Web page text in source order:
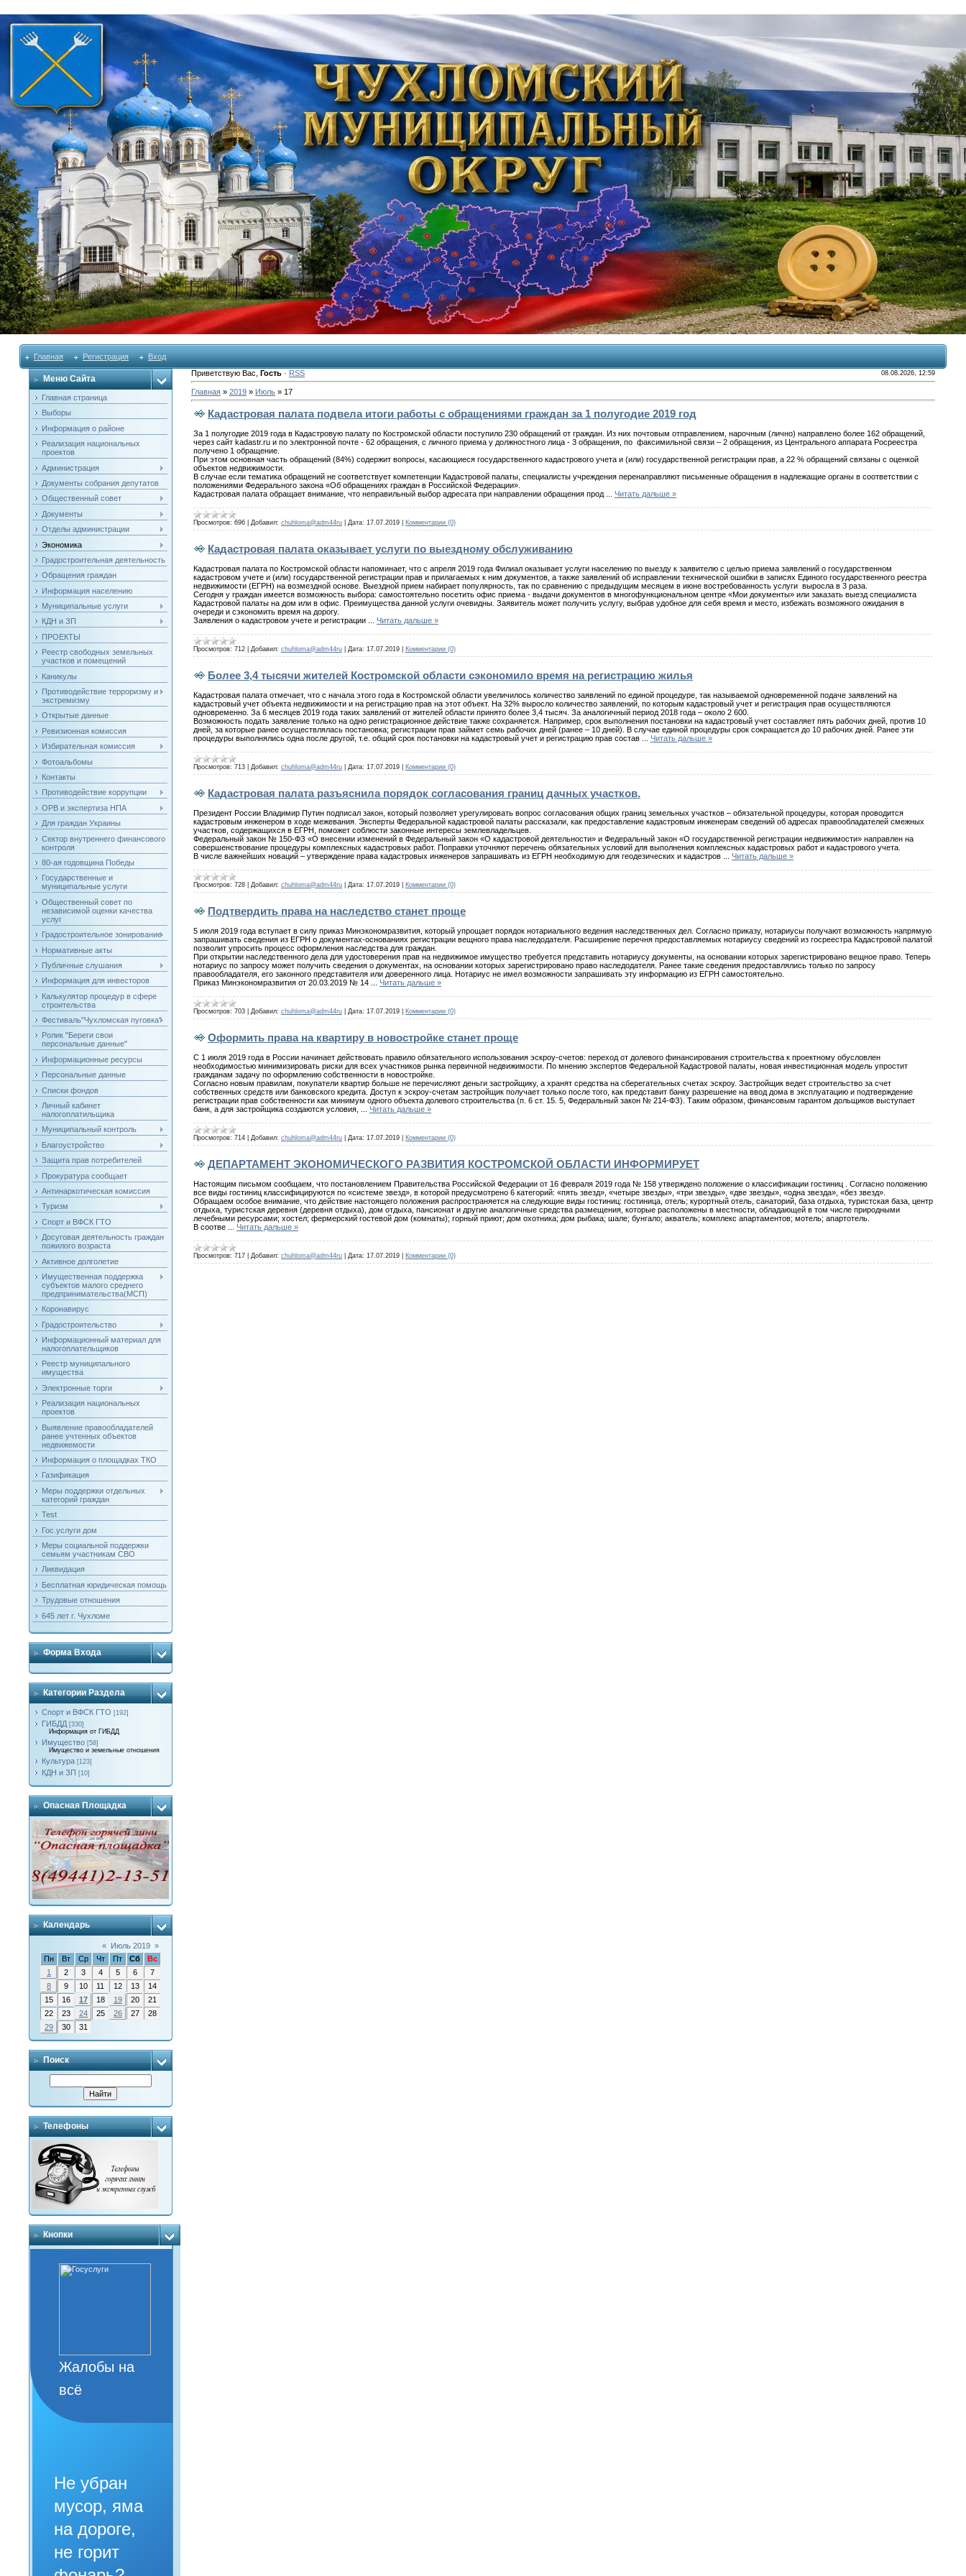
Главная Регистрация Вход
Меню Сайта
Главная страница
Выборы
Информация о районе
Реализация национальных
проектов
Администрация
Документы собрания депутатов
Общественный совет
Документы
Отделы администрации
Экономика
Градостроительная деятельность
Обращения граждан
Информация населению
Муниципальные услуги
КДН и ЗП
ПРОЕКТЫ
Реестр свободных земельных
участков и помещений
Каникулы
Противодействие терроризму и
экстремизму
Открытые данные
Ревизионная комиссия
Избирательная комиссия
Фотоальбомы
Контакты
Противодействие коррупции
ОРВ и экспертиза НПА
Для граждан Украины
Сектор внутреннего финансового
контроля
80-ая годовщина Победы
Государственные и
муниципальные услуги
Общественный совет по
независимой оценки качества
услуг
Градостроительное зонирование
Нормативные акты
Публичные слушания
Информация для инвесторов
Калькулятор процедур в сфере
строительства
Фестиваль"Чухломская пуговка"
Ролик "Береги свои
персональные данные"
Информационные ресурсы
Персональные данные
Списки фондов
Личный кабинет
налогоплатильщика
Муниципальный контроль
Благоустройство
Защита прав потребителей
Прокуратура сообщает
Антинаркотическая комиссия
Туризм
Спорт и ВФСК ГТО
Досуговая деятельность граждан
пожилого возраста
Активное долголетие
Имущественная поддержка
субъектов малого среднего
предпринимательства(МСП)
Коронавирус
Градостроительство
Информационный материал для
налогоплательщиков
Реестр муниципального
имущества
Электронные торги
Реализация национальных
проектов
Выявление правообладателей
ранее учтенных объектов
недвижемости
Информация о площадках ТКО
Газификация
Меры поддержки отдельных
категорий граждан
Test
Гос.услуги дом
Меры социальной поддержки
семьям участникам СВО
Ликвидация
Бесплатная юридическая помощь
Трудовые отношения
645 лет г. Чухломе
Форма Входа
Категории Раздела
Спорт и ВФСК ГТО [192]
ГИБДД [330]
Информация от ГИБДД
Имущество [58]
Имущество и земельные отношения
Культура [123]
КДН и ЗП [10]
Опасная Площадка
Календарь
« Июль 2019 »
Пн
Вт Ср Чт Пт Сб
Вс
1
2 3 4 5 6
7
8
9 10 11 12 13
14
15
16 17 18 19 20
21
22
23 24 25 26 27
28
29
30 31
Поиск
Телефоны
Кнопки
Жалобы на
всё
Не убран
мусор, яма
на дороге,
не горит
Приветствую Вас Гость· RSS 08.08.2026, 12:59
Главная» 2019 » Июль » 17
Кадастровая палата подвела итоги работы с обращениями граждан за 1 полугодие 2019 год
За 1 полугодие 2019 года в Кадастровую палату по Костромской области поступило 230 обращений от граждан. Из них почтовым отправлением, нарочным (лично) направлено более 162 обращений,
через сайт kadastr.ru и по электронной почте - 62 обращения, с личного приема у должностного лица - 3 обращения, по факсимильной связи – 2 обращения, из Центрального аппарата Росреестра
получено 1 обращение.
При этом основная часть обращений (84%) содержит вопросы, касающиеся государственного кадастрового учета и (или) государственной регистрации прав, а 22 % обращений связаны с оценкой
объектов недвижимости.
В случае если тематика обращений не соответствует компетенции Кадастровой палаты, специалисты учреждения перенаправляют письменные обращения в надлежащие органы в соответствии с
положениями Федерального закона «Об обращениях граждан в Российской Федерации».
Кадастровая палата обращает внимание, что неправильный выбор адресата при направлении обращения прод
Читать дальше »
Просмотров: 696 Добавил: chuhloma@adm44ru Дата: 17.07.2019 Комментарии (0)
Кадастровая палата оказывает услуги по выездному обслуживанию
Кадастровая палата по Костромской области напоминает, что с апреля 2019 года Филиал оказывает услуги населению по выезду к заявителю с целью приема заявлений о государственном
кадастровом учете и (или) государственной регистрации прав и прилагаемых к ним документов, а также заявлений об исправлении технической ошибки в записях Единого государственного реестра
недвижимости (ЕГРН) на возмездной основе. Выездной прием набирает популярность, так по сравнению с предыдущим месяцем в июне востребованность услуги выросла в 3 раза.
Сегодня у граждан имеется возможность выбора: самостоятельно посетить офис приема - выдачи документов в многофункциональном центре «Мои документы» или заказать выезд специалиста
Кадастровой палаты на дом или в офис. Преимущества данной услуги очевидны. Заявитель может получить услугу, выбрав удобное для себя время и место, избежать возможного ожидания в
очереди и сэкономить время на дорогу.
Заявления о кадастровом учете и регистрации
Читать дальше »
Просмотров: 712 Добавил: chuhloma@adm44ru Дата: 17.07.2019 Комментарии (0)
Более 3,4 тысячи жителей Костромской области сэкономило время на регистрацию жилья
Кадастровая палата отмечает, что с начала этого года в Костромской области увеличилось количество заявлений по единой процедуре, так называемой одновременной подаче заявлений на
кадастровый учет объекта недвижимости и на регистрацию прав на этот объект. На 32% выросло количество заявлений, по которым кадастровый учет и регистрация прав осуществляются
одновременно. За 6 месяцев 2019 года таких заявлений от жителей области принято более 3,4 тысяч. За аналогичный период 2018 года – около 2 600.
Возможность подать заявление только на одно регистрационное действие также сохраняется. Например, срок выполнения постановки на кадастровый учет составляет пять рабочих дней, против 10
дней, за которые ранее осуществлялась постановка; регистрации прав займет семь рабочих дней (ранее – 10 дней). В случае единой процедуры срок сокращается до 10 рабочих дней. Ранее эти
процедуры выполнялись одна после другой, т.е. общий срок постановки на кадастровый учет и регистрацию прав состав
Читать дальше »
Просмотров: 713 Добавил: chuhloma@adm44ru Дата: 17.07.2019 Комментарии (0)
Кадастровая палата разъяснила порядок согласования границ дачных участков.
Президент России Владимир Путин подписал закон, который позволяет урегулировать вопрос согласования общих границ земельных участков – обязательной процедуры, которая проводится
кадастровым инженером в ходе межевания. Эксперты Федеральной кадастровой палаты рассказали, как предоставление кадастровым инженерам сведений об адресах правообладателей смежных
участков, содержащихся в ЕГРН, поможет соблюсти законные интересы землевладельцев.
Федеральный закон № 150-ФЗ «О внесении изменений в Федеральный закон «О кадастровой деятельности» и Федеральный закон «О государственной регистрации недвижимости» направлен на
совершенствование процедуры комплексных кадастровых работ. Поправки уточняют перечень обязательных условий для выполнения комплексных кадастровых работ и кадастрового учета.
В числе важнейших новаций – утверждение права кадастровых инженеров запрашивать из ЕГРН необходимую для геодезических и кадастров
Читать дальше »
Просмотров: 728 Добавил: chuhloma@adm44ru Дата: 17.07.2019 Комментарии (0)
Подтвердить права на наследство станет проще
5 июля 2019 года вступает в силу приказ Минэкономразвития, который упрощает порядок нотариального ведения наследственных дел. Согласно приказу, нотариусы получают возможность напрямую
запрашивать сведения из ЕГРН о документах-основаниях регистрации вещного права наследодателя. Расширение перечня предоставляемых нотариусу сведений из госреестра Кадастровой палатой
позволит упросить процесс оформления наследства для граждан.
При открытии наследственного дела для удостоверения прав на недвижимое имущество требуется представить нотариусу документы, на основании которых зарегистрировано вещное право. Теперь
нотариус по запросу может получить сведения о документах, на основании которых зарегистрировано право наследодателя. Ранее такие сведения предоставлялись только по запросу
правообладателя, его законного представителя или доверенного лица. Нотариус не имел возможности запрашивать эту информацию из ЕГРН самостоятельно.
Приказ Минэкономразвития от 20.03.2019 № 14
Читать дальше »
Просмотров: 703 Добавил: chuhloma@adm44ru Дата: 17.07.2019 Комментарии (0)
Оформить права на квартиру в новостройке станет проще
С 1 июля 2019 года в России начинает действовать правило обязательного использования эскроу-счетов: переход от долевого финансирования строительства к проектному обусловлен
необходимостью минимизировать риски для всех участников рынка первичной недвижимости. По мнению экспертов Федеральной Кадастровой палаты, новая инвестиционная модель упростит
гражданам задачу по оформлению собственности в новостройке.
Согласно новым правилам, покупатели квартир больше не перечисляют деньги застройщику, а хранят средства на сберегательных счетах эскроу. Застройщик ведет строительство за счет
собственных средств или банковского кредита. Доступ к эскроу-счетам застройщик получает только после того, как представит банку разрешение на ввод дома в эксплуатацию и подтверждение
регистрации прав собственности как минимум одного объекта долевого строительства (п. 6 ст. 15. 5, Федеральный закон № 214-ФЗ). Таким образом, финансовым гарантом дольщиков выступает
банк, а для застройщика создаются условия,
Читать дальше »
Просмотров: 714 Добавил: chuhloma@adm44ru Дата: 17.07.2019 Комментарии (0)
ДЕПАРТАМЕНТ ЭКОНОМИЧЕСКОГО РАЗВИТИЯ КОСТРОМСКОЙ ОБЛАСТИ ИНФОРМИРУЕТ
Настоящим письмом сообщаем, что постановлением Правительства Российской Федерации от 16 февраля 2019 года № 158 утверждено положение о классификации гостиниц . Согласно положению
все виды гостиниц классифицируются по «системе звезд», в которой предусмотрено 6 категорий: «пять звезд», «четыре звезды», «три звезды», «две звезды», «одна звезда», «без звезд».
Обращаем особое внимание, что действие настоящего положения распространяется на следующие виды гостиниц: гостиница, отель; курортный отель, санаторий, база отдыха, туристская база, центр
отдыха, туристская деревня (деревня отдыха), дом отдыха, пансионат и другие аналогичные средства размещения, которые расположены в местности, обладающей в том числе природными
лечебными ресурсами; хостел; фермерский гостевой дом (комнаты); горный приют; дом охотника; дом рыбака; шале; бунгало; акватель; комплекс апартаментов; мотель; апартотель.
В соотве
Читать дальше »
Просмотров: 717 Добавил: chuhloma@adm44ru Дата: 17.07.2019 Комментарии (0)